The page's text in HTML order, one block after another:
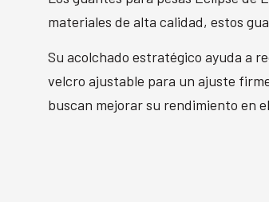
materiales de alta calidad, estos
Su acolchado estratégico ayuda a
velcro ajustable para un ajuste
buscan mejorar su rendimiento en